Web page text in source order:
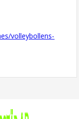
volleybollens-